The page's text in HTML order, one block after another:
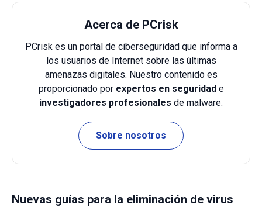
Acerca de PCrisk
PCrisk es un portal de ciberseguridad que informa a
los usuarios de Internet sobre las últimas
amenazas digitales. Nuestro contenido es
proporcionado por expertos en seguridade
investigadores profesionales de malware.
Sobre nosotros
Nuevas guías para la eliminación de virus